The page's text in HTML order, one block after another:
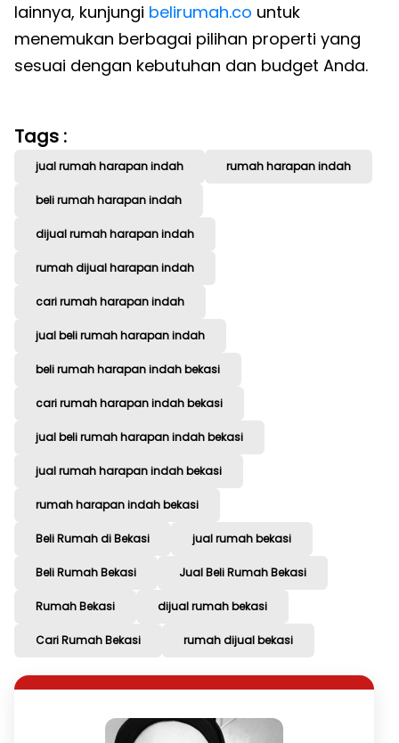
lainnya, kunjungi belirumah.co untuk
menemukan berbagai pilihan properti yang
sesuai dengan kebutuhan dan budget Anda.
Tags :
jual rumah harapan indah rumah harapan indah
beli rumah harapan indah
dijual rumah harapan indah
rumah dijual harapan indah
cari rumah harapan indah
jual beli rumah harapan indah
beli rumah harapan indah bekasi
cari rumah harapan indah bekasi
jual beli rumah harapan indah bekasi
jual rumah harapan indah bekasi
rumah harapan indah bekasi
Beli Rumah di Bekasi jual rumah bekasi
Beli Rumah Bekasi Jual Beli Rumah Bekasi
Rumah Bekasi dijual rumah bekasi
Cari Rumah Bekasi rumah dijual bekasi